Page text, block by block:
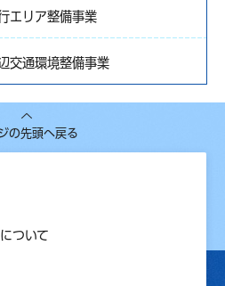
エリア整備事業
交通環境整備事業
の先頭へ戻る
ついて